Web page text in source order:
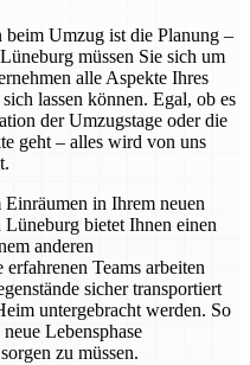
beim Umzug ist die Planung –
müssen Sie sich um
alle Aspekte Ihres
lassen können. Egal, ob es
der Umzugstage oder die
geht – alles wird von uns
in Ihrem neuen
Lüneburg bietet Ihnen einen
anderen
Teams arbeiten
sicher transportiert
untergebracht werden. So
Lebensphase
zu müssen.